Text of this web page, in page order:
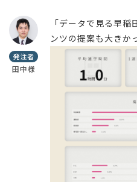
発注者
田中様
「データで見る早
ンツの提案も大きか